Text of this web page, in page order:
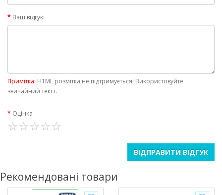
Ваш відгук:
Примітка: HTML розмітка не підтримується! Використовуйте
звичайний текст.
Оцінка
ВІДПРАВИТИ ВІДГУК
Рекомендовані товари